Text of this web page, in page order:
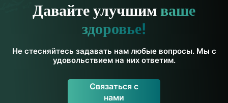
Давайте улучшимваше
здоровье!
Не стесняйтесь задавать нам любые вопросы. Мы с
удовольствием на них ответим.
Связаться с
нами